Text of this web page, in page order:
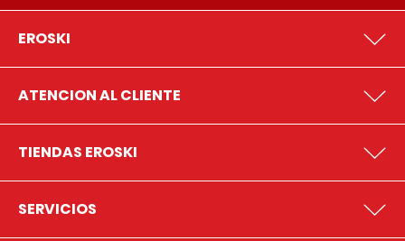
EROSKI
ATENCION AL CLIENTE
TIENDAS EROSKI
SERVICIOS